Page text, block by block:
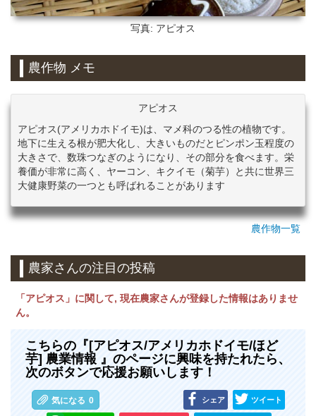
写真: アピオス
農作物 メモ
アピオス
アピオス(アメリカホドイモ)は、マメ科のつる性の植物です。
地下に生える根が肥大化し、大きいものだとピンポン玉程度の
大きさで、数珠つなぎのようになり、その部分を食べます。栄
養価が非常に高く、ヤーコン、キクイモ（菊芋）と共に世界三
大健康野菜の一つとも呼ばれることがあります
農作物一覧
農家さんの注目の投稿
「アピオス」に関して, 現在農家さんが登録した情報はありませ
ん。
こちらの『[アピオス/アメリカホドイモ/ほど
芋] 農業情報 』のページに興味を持たれたら、
次のボタンで応援お願いします！
気になる 0 シェア ツイート